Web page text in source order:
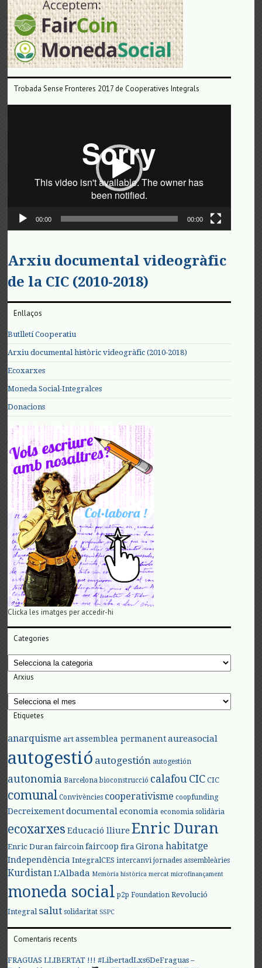
Trobada Sense Fronteres 2017 de Cooperatives Integrals
00:00 00:00
Arxiu documental videogràfic
de la CIC (2010-2018)
Enllaços
Butlletí Cooperatiu
Arxiu documental històric videogràfic (2010-2018)
Ecoxarxes
Moneda Social-Integralces
Donacions
Clicka les imatges per accedir-hi
Categories
Categories
Arxius
Arxius
Etiquetes
anarquisme art assemblea permanent aureasocial
autogestió autogestión autogestión
autonomia Barcelona bioconstrucció calafou CIC CIC
comunal Convivències cooperativisme coopfunding
Decreixement documental economia economia solidària
ecoxarxes Educació lliure Enric Duran
Enric Duran faircoin faircoop fira Girona habitatge
Independència IntegralCES intercanvi jornades assembleàries
KurdistanL'Albada Memòria històrica mercat microfinançament
moneda social p2p Foundation Revolució
Integral salut solidaritat SSPC
Comentaris recents
FRAGUAS LLIBERTAT !!! #LibertadLxs6DeFraguas –